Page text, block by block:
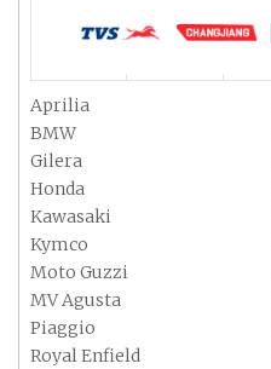
Aprilia
BMW
Gilera
Honda
Kawasaki
Kymco
Moto Guzzi
MV Agusta
Piaggio
Royal Enfield